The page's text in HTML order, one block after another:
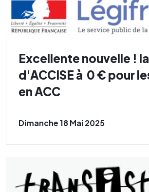
Excellente nouvelle !
d'ACCISE à 0 € pour
en ACC
Dimanche 18 Mai 2025